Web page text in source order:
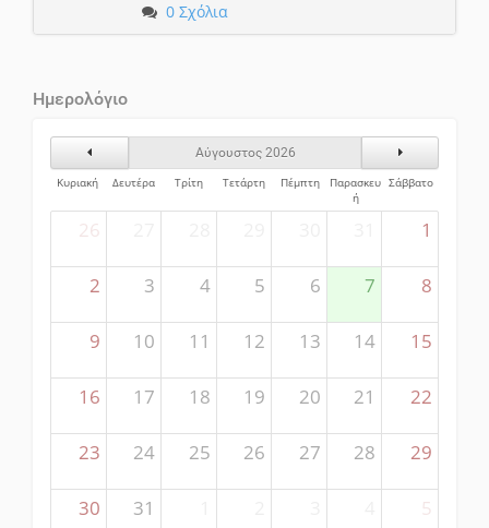
0 Σχόλια
Ημερολόγιο
Προηγούμενος ΜήναςΑύγουστος 2026
Επόμενος
Κυριακή
Δευτέρα Τρίτη Τετάρτη Πέμπτη
Παρασκευ
ή
Σάββατο
26 1
2 3 4 5 6 7 8
9 10 11 12 13 14 15
16 17 18 19 20 21 22
23 24 25 26 27 28 29
30 31 5